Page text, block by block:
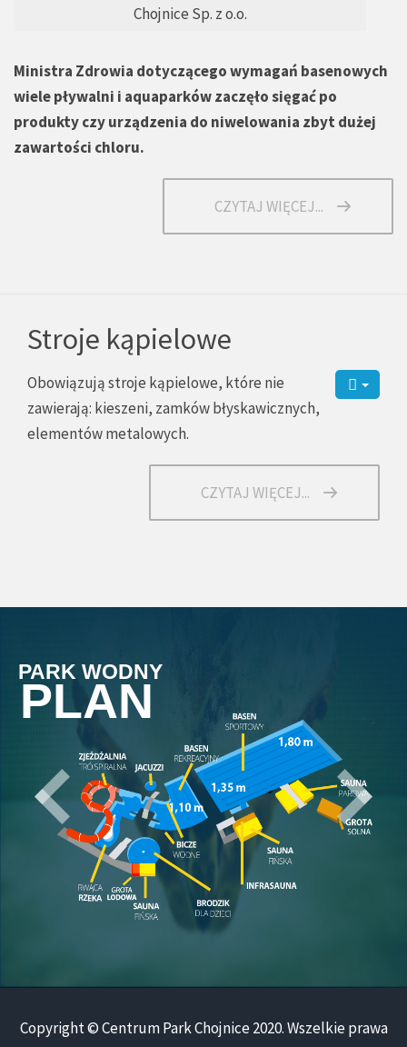
Chojnice Sp. z o.o.
Ministra Zdrowia dotyczącego wymagań basenowych
wiele pływalni i aquaparków zaczęło sięgać po
produkty czy urządzenia do niwelowania zbyt dużej
zawartości chloru.
CZYTAJ WIĘCEJ...
Stroje kąpielowe
Obowiązują stroje kąpielowe, które nie
zawierają: kieszeni, zamków błyskawicznych,
elementów metalowych.
CZYTAJ WIĘCEJ...
PARK WODNY
PLAN
Copyright © Centrum Park Chojnice 2020. Wszelkie prawa